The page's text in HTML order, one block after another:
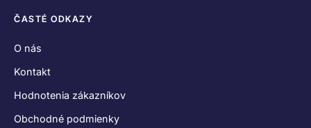
ČASTÉ ODKAZY
O nás
Kontakt
Hodnotenia zákazníkov
Obchodné podmienky